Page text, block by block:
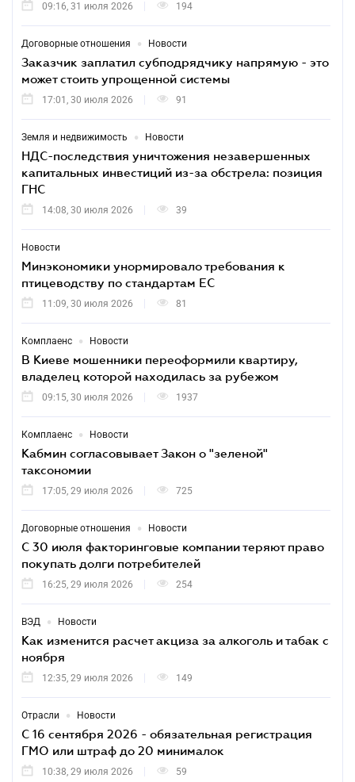
09:16, 31 июля 2026 194
Договорные отношения • Новости
Заказчик заплатил субподрядчику напрямую - это
может стоить упрощенной системы
17:01, 30 июля 2026 91
Земля и недвижимость • Новости
НДС-последствия уничтожения незавершенных
капитальных инвестиций из-за обстрела: позиция
ГНС
14:08, 30 июля 2026 39
Новости
Минэкономики унормировало требования к
птицеводству по стандартам ЕС
11:09, 30 июля 2026 81
Комплаенс • Новости
В Киеве мошенники переоформили квартиру,
владелец которой находилась за рубежом
09:15, 30 июля 2026 1937
Комплаенс • Новости
Кабмин согласовывает Закон о "зеленой"
таксономии
17:05, 29 июля 2026 725
Договорные отношения • Новости
С 30 июля факторинговые компании теряют право
покупать долги потребителей
16:25, 29 июля 2026 254
ВЭД • Новости
Как изменится расчет акциза за алкоголь и табак с
ноября
12:35, 29 июля 2026 149
Отрасли • Новости
С 16 сентября 2026 - обязательная регистрация
ГМО или штраф до 20 минималок
10:38, 29 июля 2026 59